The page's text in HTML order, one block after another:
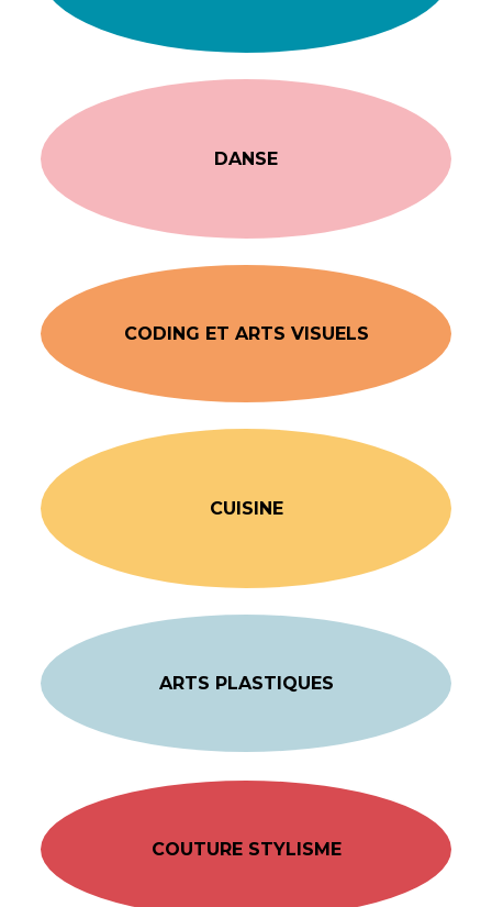
DANSE
CODING ET ARTS VISUELS
CUISINE
ARTS PLASTIQUES
COUTURE STYLISME